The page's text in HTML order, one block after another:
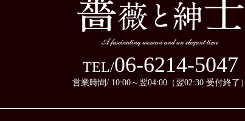
TEL/06-6214-5047
営業時間/ 10:00～翌04:00（翌02:30 受付終了）